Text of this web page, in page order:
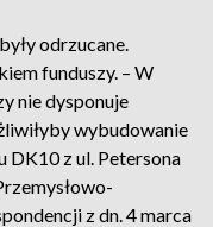
odrzucane.
funduszy. – W
nie dysponuje
wybudowanie
DK10 z ul. Petersona
z dn. 4 marca